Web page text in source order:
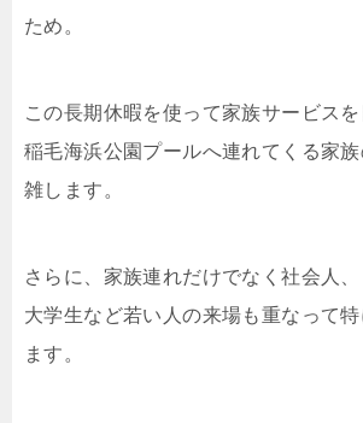
ため。
この長期休暇を使って家族サービス
稲毛海浜公園プールへ連れてくる家
雑します。
さらに、家族連れだけでなく社会人、
大学生など若い人の来場も重なって
ます。